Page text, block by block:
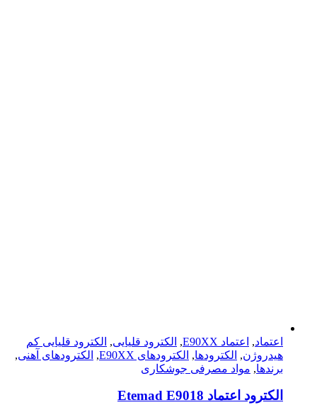
اعتماد, اعتماد E90XX , الکترود قلیایی, الکترود قلیایی کم
هیدروژن, الکترودها, الکترود‌های E90XX , الکترود‌های آهنی,
برندها, مواد مصرفی جوشکاری
الكترود اعتماد Etemad E9018